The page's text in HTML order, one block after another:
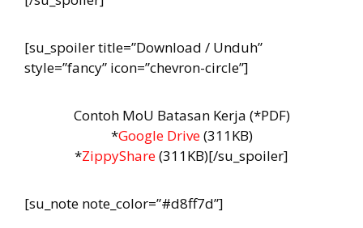
[su_spoiler title=”Download / Unduh”
style=”fancy” icon=”chevron-circle”]
Contoh MoU Batasan Kerja (*PDF)
*Google Drive(311KB)
*ZippyShare(311KB)[/su_spoiler]
[su_note note_color=”#d8ff7d”]